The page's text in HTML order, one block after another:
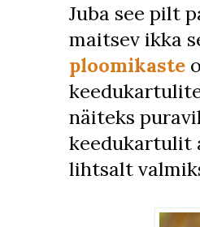
Juba see pilt
maitsev ikka
ploomikaste
näiteks
keedukartulit
lihtsalt